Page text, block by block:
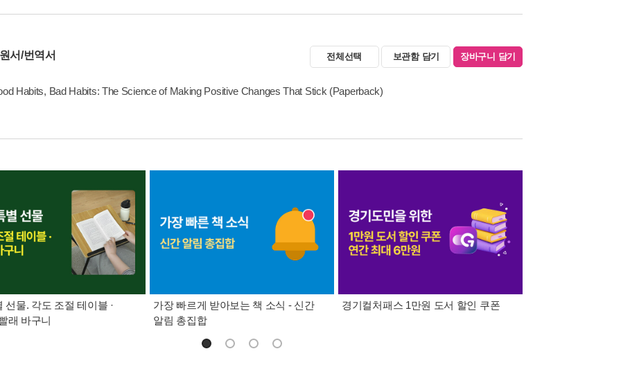
서/번역서 전체선택 보관함 담기 장바구니 담기
Habits, Bad Habits: The Science of Making Positive Changes That Stick (Paperback)
선물. 각도 조절 테이블 ·
래 바구니
가장 빠르게 받아보는 책 소식 - 신간
알림 총집합
경기컬처패스 1만원 도서 할인 쿠폰